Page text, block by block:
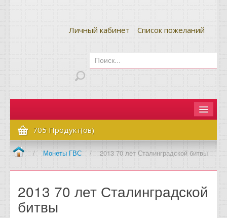
Личный кабинет Список пожеланий
Главная
Как сделать заказ
Оплата и доставка
Контакты
Вопрос-ответ
705 Продукт(ов)
/ Монеты ГВС / 2013 70 лет Сталинградской битвы
2013 70 лет Сталинградской
битвы